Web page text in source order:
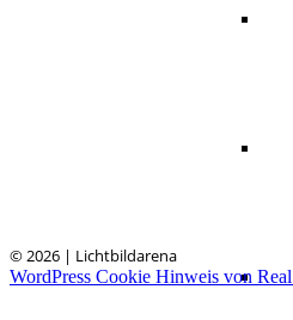
© 2026 | Lichtbildarena
WordPress Cookie Hinweis von